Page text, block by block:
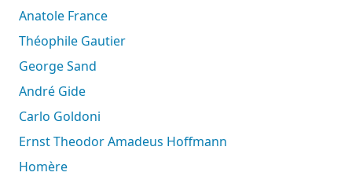
Anatole France
Théophile Gautier
George Sand
André Gide
Carlo Goldoni
Ernst Theodor Amadeus Hoffmann
Homère